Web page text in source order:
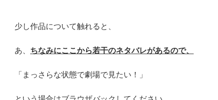
少し作品について触れると、
あ、 ちなみにここから若干のネタバレがあるので、
「まっさらな状態で劇場で見たい！」